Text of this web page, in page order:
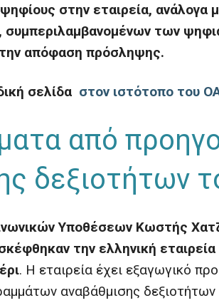
στην εταιρεία, ανάλογα
συμπεριλαμβανομένων των
την απόφαση πρόσληψης.
σελίδα στον ιστότοπο του
από
δεξιοτήτων
Υποθέσεων Κωστής
την ελληνική εταιρεία
. Η εταιρεία έχει εξαγωγικό
αναβάθμισης